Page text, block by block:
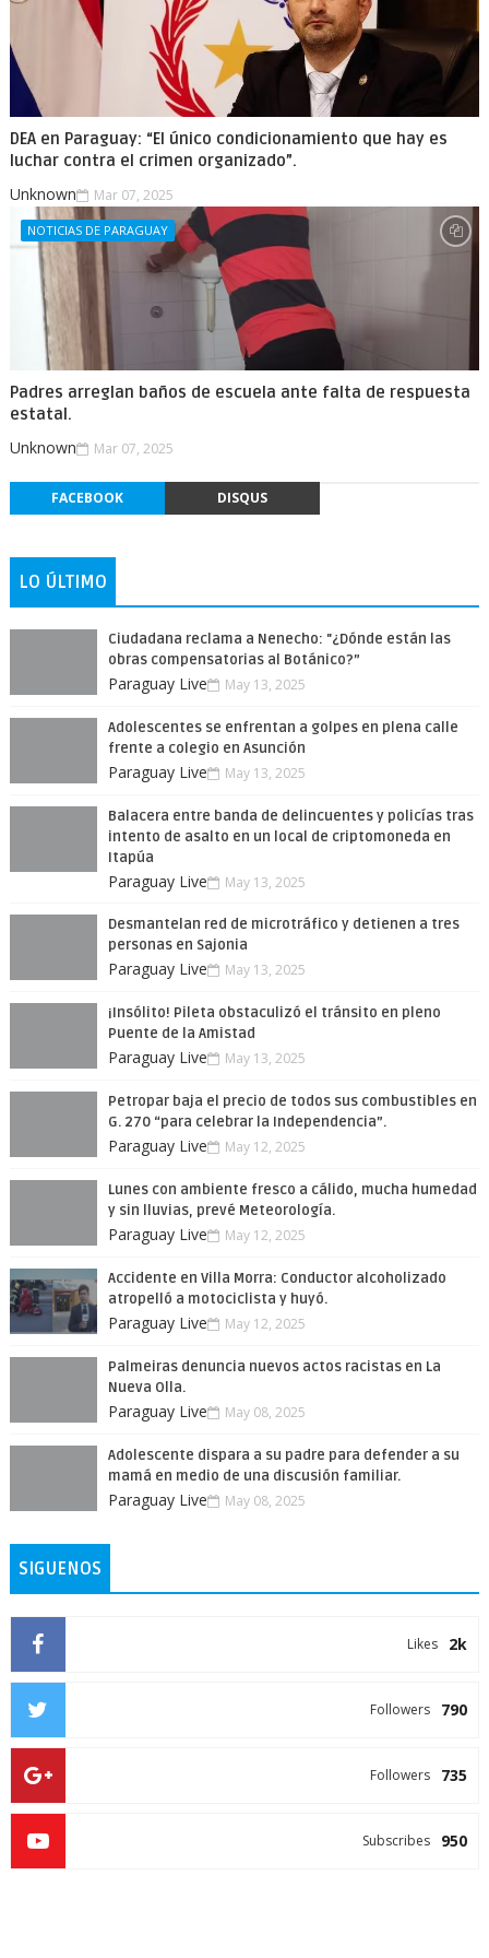
DEA en Paraguay: “El único condicionamiento que hay es
luchar contra el crimen organizado”.
Unknown Mar 07, 2025
NOTICIAS DE PARAGUAY
Padres arreglan baños de escuela ante falta de respuesta
estatal.
Unknown Mar 07, 2025
FACEBOOK DISQUS
LO ÚLTIMO
Ciudadana reclama a Nenecho: "¿Dónde están las
obras compensatorias al Botánico?”
Paraguay Live May 13, 2025
Adolescentes se enfrentan a golpes en plena calle
frente a colegio en Asunción
Paraguay Live May 13, 2025
Balacera entre banda de delincuentes y policías tras
intento de asalto en un local de criptomoneda en
Itapúa
Paraguay Live May 13, 2025
Desmantelan red de microtráfico y detienen a tres
personas en Sajonia
Paraguay Live May 13, 2025
¡Insólito! Pileta obstaculizó el tránsito en pleno
Puente de la Amistad
Paraguay Live May 13, 2025
Petropar baja el precio de todos sus combustibles en
G. 270 “para celebrar la Independencia”.
Paraguay Live May 12, 2025
Lunes con ambiente fresco a cálido, mucha humedad
y sin lluvias, prevé Meteorología.
Paraguay Live May 12, 2025
Accidente en Villa Morra: Conductor alcoholizado
atropelló a motociclista y huyó.
Paraguay Live May 12, 2025
Palmeiras denuncia nuevos actos racistas en La
Nueva Olla.
Paraguay Live May 08, 2025
Adolescente dispara a su padre para defender a su
mamá en medio de una discusión familiar.
Paraguay Live May 08, 2025
SIGUENOS
2k
Likes
790
Followers
735
Followers
950
Subscribes